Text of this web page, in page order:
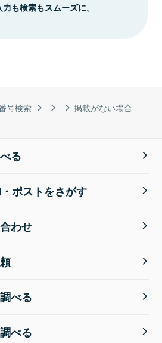
号検索 掲載がない場合
も検索もスムーズに。
る
ポストをさがす
わせ
べる
べる